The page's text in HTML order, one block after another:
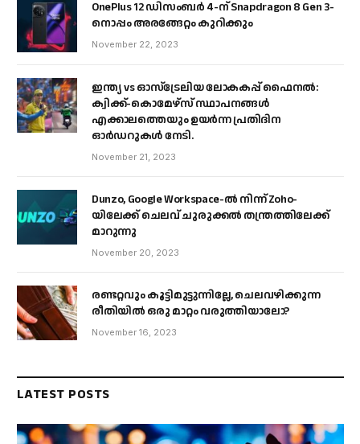
OnePlus 12 ഡിസംബർ 4-ന് Snapdragon 8 Gen 3-
നൊപ്പം അരങ്ങേറ്റം കുറിക്കും
November 22, 2023
ഇന്ത്യ vs ഓസ്‌ട്രേലിയ ലോകകപ്പ് ഫൈനൽ:
ക്വിക്ക്-കൊമേഴ്‌സ് സ്ഥാപനങ്ങൾ
എക്കാലത്തെയും ഉയർന്ന പ്രതിദിന
ഓർഡറുകൾ നേടി.
November 21, 2023
Dunzo, Google Workspace-ൽ നിന്ന് Zoho-
യിലേക്ക് ചെലവ് ചുരുക്കൽ തന്ത്രത്തിലേക്ക്
മാറുന്നു
November 20, 2023
രണ്ടറ്റവും കൂട്ടിമുട്ടുന്നില്ലേ, ചെലവഴിക്കുന്ന
രീതിയിൽ ഒരു മാറ്റം വരുത്തിയാലോ?
November 16, 2023
LATEST POSTS